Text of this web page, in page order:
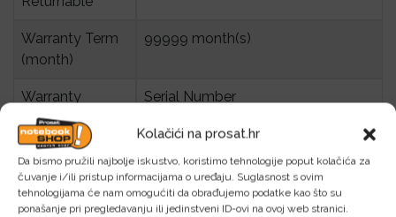
Kolačići na prosat.hr
Da bismo pružili najbolje iskustvo, koristimo tehnologije poput kolačića za
čuvanje i/ili pristup informacijama o uređaju. Suglasnost s ovim
tehnologijama će nam omogućiti da obrađujemo podatke kao što su
ponašanje pri pregledavanju ili jedinstveni ID-ovi na ovoj web stranici.
Warranty Term
(month)
99999 month(s)
Warranty
validation
Criteria
Serial Number
Pack Weight
Brutto (kg)
0.03 kg